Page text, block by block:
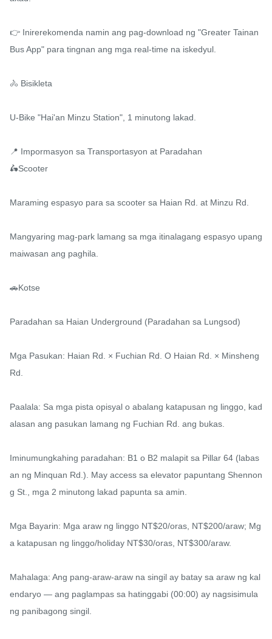
👉 Inirerekomenda namin ang pag-download ng "Greater Tainan
Bus App" para tingnan ang mga real-time na iskedyul.
🚴 Bisikleta
U-Bike "Hai'an Minzu Station", 1 minutong lakad.
📍 Impormasyon sa Transportasyon at Paradahan
🛵Scooter
Maraming espasyo para sa scooter sa Haian Rd. at Minzu Rd.
Mangyaring mag-park lamang sa mga itinalagang espasyo upang
maiwasan ang paghila.
🚗Kotse
Paradahan sa Haian Underground (Paradahan sa Lungsod)
Mga Pasukan: Haian Rd. × Fuchian Rd. O Haian Rd. × Minsheng
Rd.
Paalala: Sa mga pista opisyal o abalang katapusan ng linggo, kad
alasan ang pasukan lamang ng Fuchian Rd. ang bukas.
Iminumungkahing paradahan: B1 o B2 malapit sa Pillar 64 (labas
an ng Minquan Rd.). May access sa elevator papuntang Shennon
g St., mga 2 minutong lakad papunta sa amin.
Mga Bayarin: Mga araw ng linggo NT$20/oras, NT$200/araw; Mg
a katapusan ng linggo/holiday NT$30/oras, NT$300/araw.
Mahalaga: Ang pang-araw-araw na singil ay batay sa araw ng kal
endaryo — ang paglampas sa hatinggabi (00:00) ay nagsisimula
ng panibagong singil.